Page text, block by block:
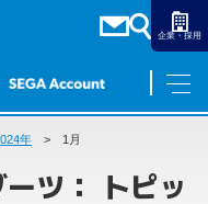
企業・採用
スマホゲーム
じ
セガ ラッキーくじ
オンライン
年 1月
ツ： トピッ